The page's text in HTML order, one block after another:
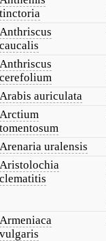
tinctoria
Anthriscus
caucalis
Anthriscus
cerefolium
Arabis auriculata
Arctium
tomentosum
Arenaria uralensis
Aristolochia
clematitis
Armeniaca
vulgaris